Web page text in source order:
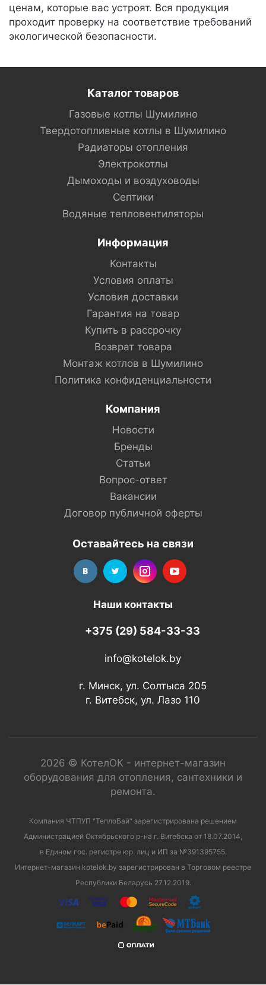
ценам, которые вас устроят. Вся продукция
проходит проверку на соответствие требований
экологической безопасности.
Каталог товаров
Газовые котлы Шумилино
Твердотопливные котлы в Шумилино
Радиаторы отопления
Электрокотлы
Дымоходы и воздуховоды
Септики
Водяные тепловентиляторы
Информация
Контакты
Условия оплаты
Условия доставки
Гарантия на товар
Купить в рассрочку
Возврат товара
Монтаж котлов в Шумилино
Политика конфиденциальности
Компания
Новости
Бренды
Статьи
Вопрос-ответ
Вакансии
Договор публичной оферты
Оставайтесь на связи
Наши контакты
+375 (29) 584-33-33
info@kotelok.by
г. Минск, ул. Солтыса 205
г. Витебск, ул. Лазо 110
2026 © КотелОК - интернет-магазин
оборудования для отопления, сантехники и
ремонта.
Компания ЧТПУП "ТеплоБай" зарегистрирована решением
Администрацией Октябрьского р-на г. Витебска от 18.07.2014,
в Едином гос. регистре юр. лиц и ИП за №391395755.
Интернет-магазин kotelok.by зарегистрирован в Торговом реестре
Республики Беларусь 27.12.2019.